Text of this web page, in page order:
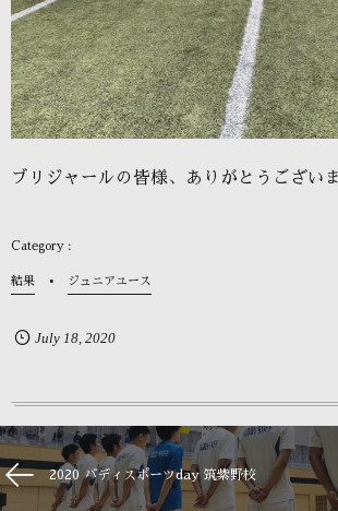
ブリジャールの皆様、ありがとうござい
結果 ジュニアユース
July 18, 2020
2020 バディスポーツday 筑紫野校